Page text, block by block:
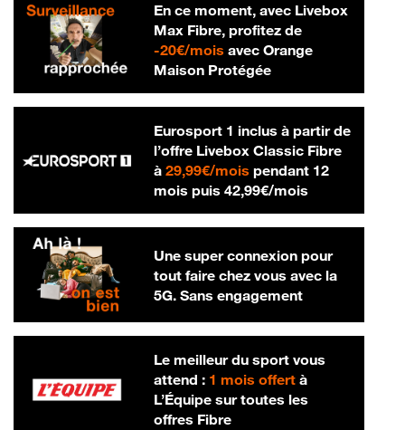
En ce moment, avec Livebox
Max Fibre, profitez de
-20€/mois20 € par mois
avec Orange
Maison Protégée
Eurosport 1 inclus à partir de
l’offre Livebox Classic Fibre
à 29,99€/mois29,99 € par mois
pendant 12
mois puis 42,99€/mois42,99 € par
Une super connexion pour
tout faire chez vous avec la
5G. Sans engagement
Le meilleur du sport vous
attend : 1 mois offertà
L’Équipe sur toutes les
offres Fibre